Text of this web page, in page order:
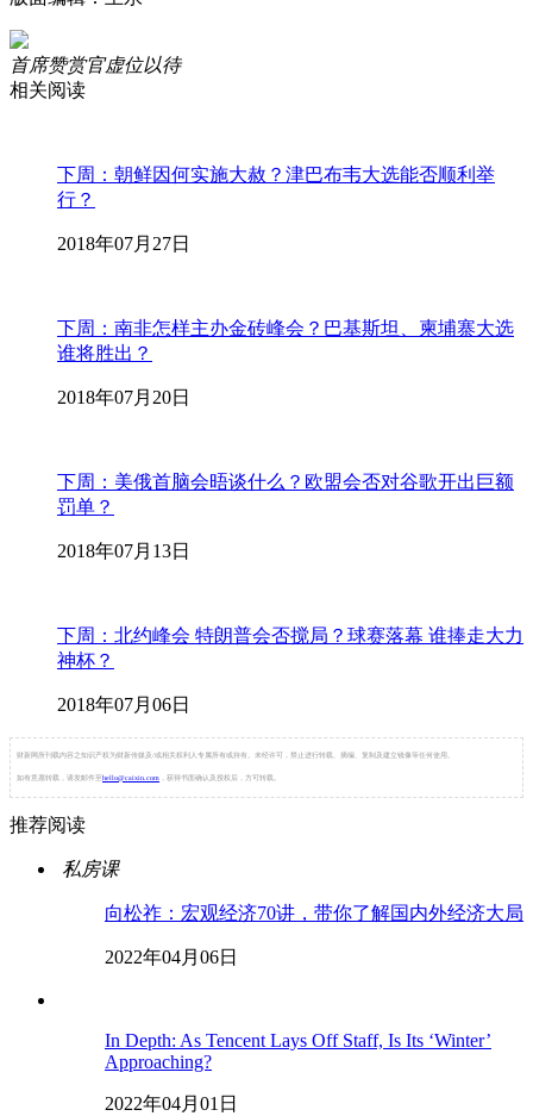
首席赞赏官虚位以待
相关阅读
下周：朝鲜因何实施大赦？津巴布韦大选能否顺利举
行？
2018年07月27日
下周：南非怎样主办金砖峰会？巴基斯坦、柬埔寨大选
谁将胜出？
2018年07月20日
下周：美俄首脑会晤谈什么？欧盟会否对谷歌开出巨额
罚单？
2018年07月13日
下周：北约峰会 特朗普会否搅局？球赛落幕 谁捧走大力
神杯？
2018年07月06日
财新网所刊载内容之知识产权为财新传媒及/或相关权利人专属所有或持有。未经许可，禁止进行转载、摘编、复制及建立镜像等任何使用。
如有意愿转载，请发邮件至 hello@caixin.com ，获得书面确认及授权后，方可转载。
推荐阅读
私房课
向松祚：宏观经济70讲，带你了解国内外经济大局
2022年04月06日
In Depth: As Tencent Lays Off Staff, Is Its ‘Winter’
Approaching?
2022年04月01日